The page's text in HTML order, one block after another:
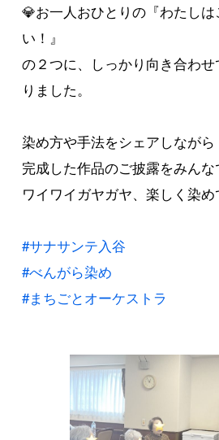
💎お一人おひとりの『わたし
い！』
の２つに、しっかり向き合わ
りました。
染め方や手法をシェアしながら
完成した作品のご披露をみん
ワイワイガヤガヤ、楽しく染め
#サナサンテ入谷
#べんがら染め
#まちごとオーケストラ